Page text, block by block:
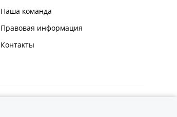
Наша команда
Правовая информация
Контакты